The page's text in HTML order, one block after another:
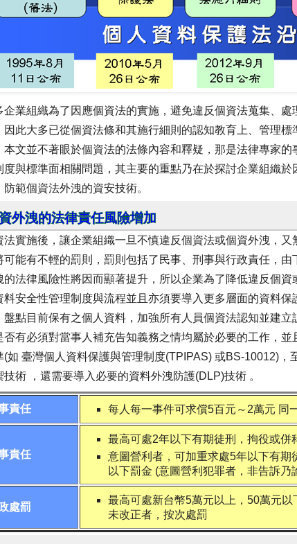
企業組織為了因應個資法的實施，避免違反個資法蒐集、
因此大多已從個資法條和其施行細則的認知教育上、管理
本文並不著眼於個資法的法條內容和釋疑，那是法律專家
度與標準面相關問題，其主要的重點乃在於探討企業組織
防範個資法外洩的資安技術。
外洩的法律責任風險增加
法實施後，讓企業組織一旦不慎違反個資法或個資外洩，
可能有不輕的罰則，罰則包括了民事、刑事與行政責任，
的法律風險性將因而顯著提升，所以企業為了降低違反個
料安全性管理制度與流程並且亦須要導入更多層面的資料
盤點目前保有之個人資料，加強所有人員個資法認知並建
否有必須對當事人補充告知義務之情均屬於必要的工作，
(如 臺灣個人資料保護與管理制度(TPIPAS) 或BS-10012)，
技術 ，還需要導入必要的資料外洩防護(DLP)技術 。
責任 每人每一事件可求償5百元～2萬元 同
責任
最高可處2年以下有期徒刑，拘役或併
意圖營利者，可加重求處5年以下有期
以下罰金 (意圖營利犯罪者，非告訴乃
處罰
最高可處新台幣5萬元以上，50萬元
未改正者，按次處罰